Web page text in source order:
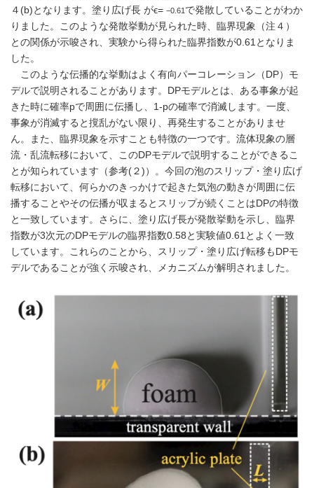
４(b)となります。塗り広げ長 がϵ= −0.61 で発散していることがわか
りました。このような発散挙動が見られた時、臨界現象（注４）
との関係が示唆され、実験から得られた臨界指数が0.61となりま
した。
このような伝播的な挙動はよく有向パーコレーション（DP）モ
デルで説明されることがあります。DPモデルとは、ある事象が起
きた時に確率pで周囲に伝播し、1-pの確率で消滅します。一度、
事象が消滅すると撹乱がない限り、再発生することがありませ
ん。また、臨界現象を示すことも特徴の一つです。流体現象の層
流・乱流転移において、このDPモデルで説明することができるこ
とが知られています（参考(２)）。今回の泡のスリップ・塗り広げ
転移において、何らかのきっかけで起きた気泡の動きが周囲に伝
播することやその伝播が収まるとスリップが続くことはDPの特徴
と一致しています。さらに、塗り広げ長が発散挙動を示し、臨界
指数が3次元のDPモデルの臨界指数0.58と実験値0.61とよく一致
しています。これらのことから、スリップ・塗り広げ転移もDPモ
デルであることが強く示唆され、メカニズムが解明されました。